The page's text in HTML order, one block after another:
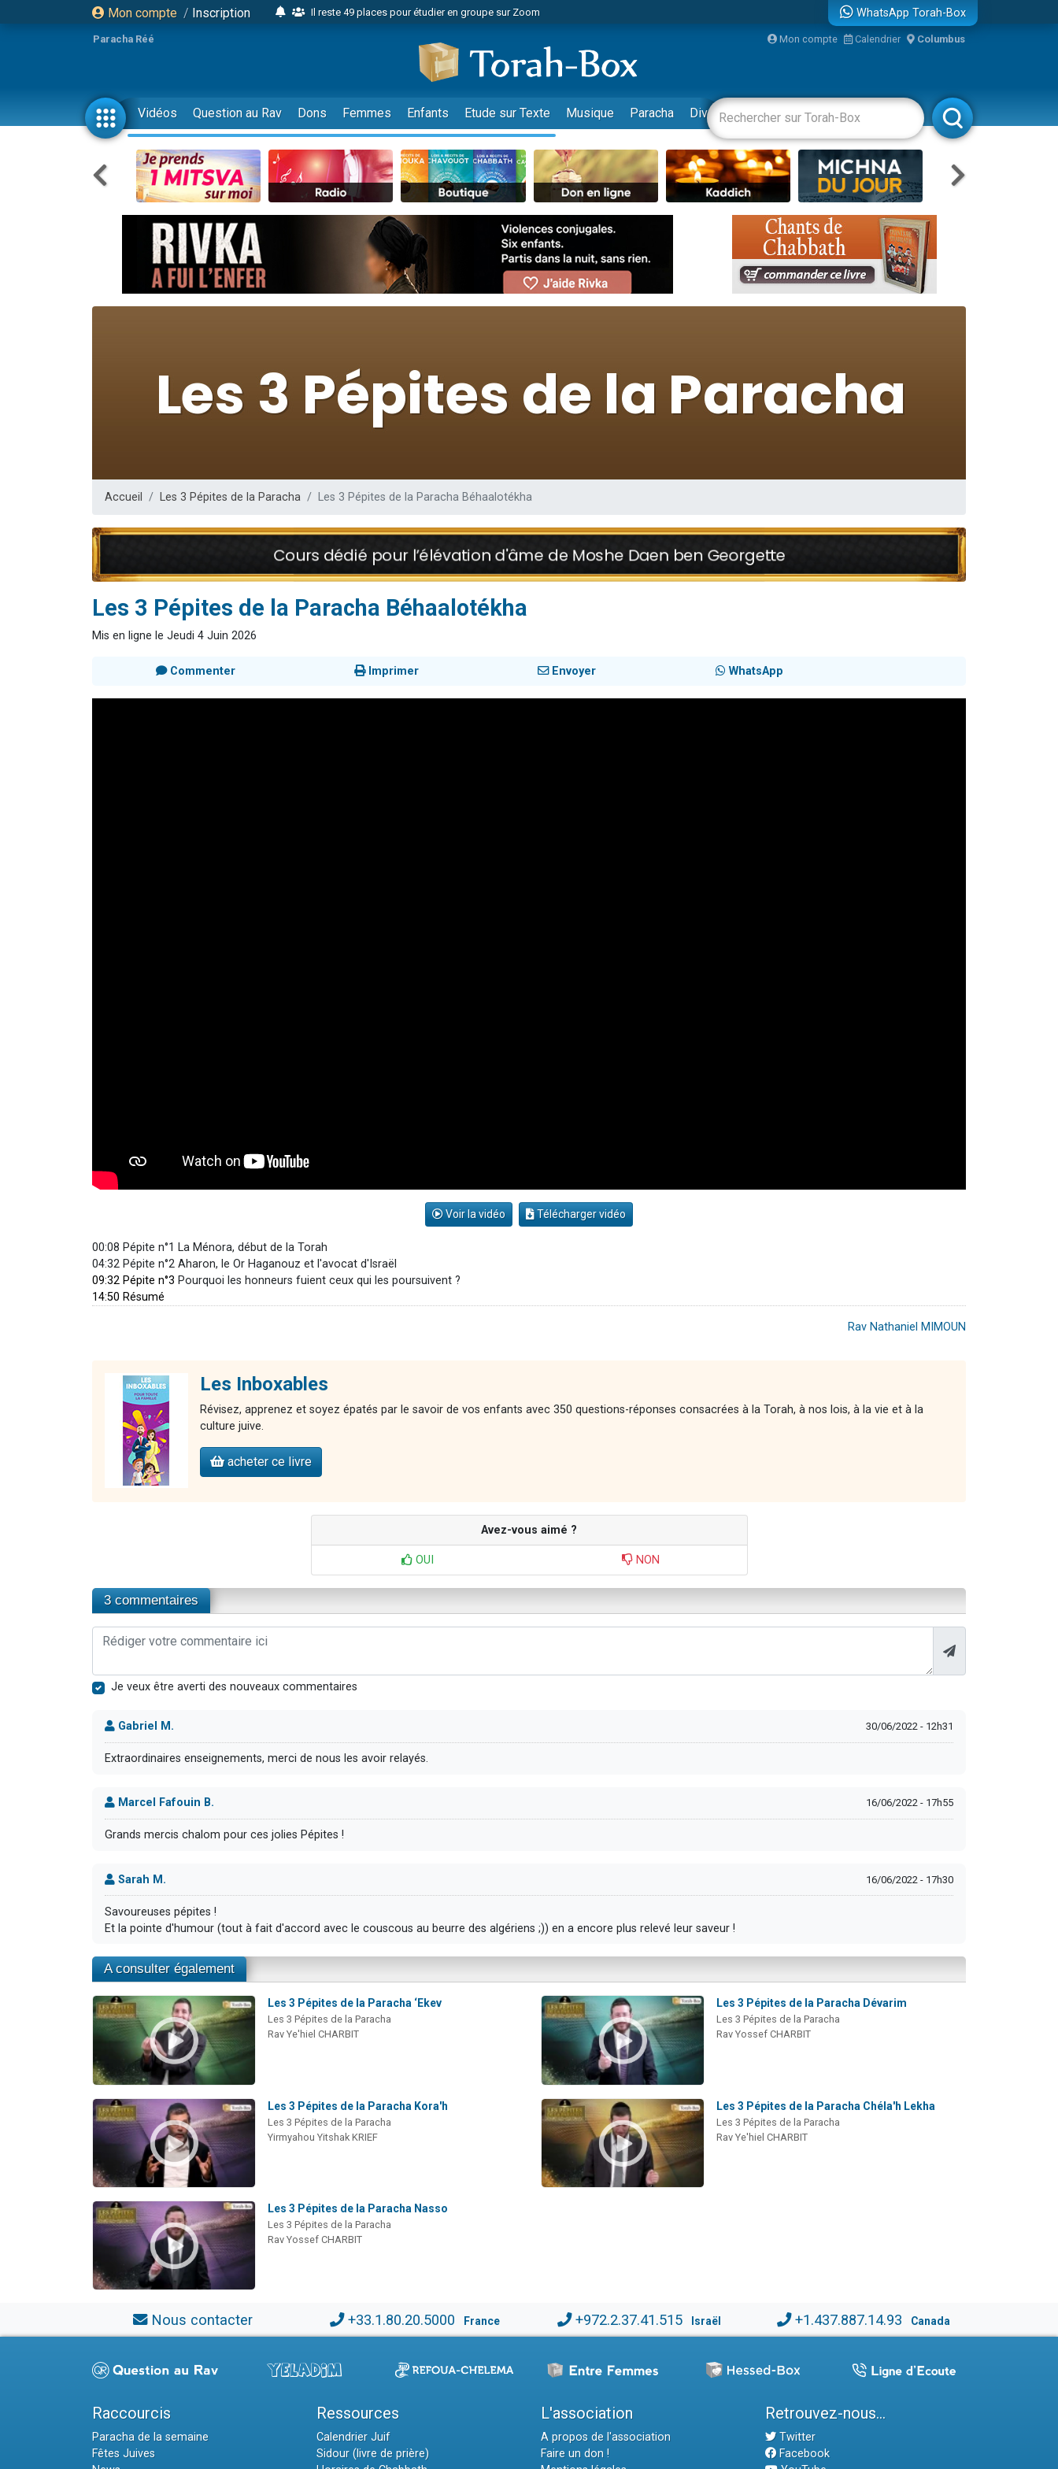
Mon compte / Inscription
Il reste 49 places pour étudier en groupe sur Zoom
2 personnes viennent de nous rejoindre sur WhatsApp
6 personnes viennent de nous rejoindre sur WhatsApp
4 personnes viennent de faire un don pour Reloger Rivka, 6 enfants, victime de violences...
2 personnes viennent de faire un don pour 1 Journée de Vacances Pour les Enfants
17 personnes viennent de demander une bénédiction
4 personnes viennent de nous rejoindre sur WhatsApp
Il reste 49 places pour étudier en groupe sur Zoom
Eva vient de donner son Maasser
4 personnes viennent de nous rejoindre sur WhatsApp
3 personnes viennent de nous rejoindre sur WhatsApp
Odaya vient de donner son Maasser
13 personnes viennent de demander une bénédiction
30 personnes viennent de faire un don pour Sauvez la jambe de Yohan
Il reste 49 places pour étudier en groupe sur Zoom
WhatsApp Torah-Box
Paracha Réé Mon compte Calendrier Columbus
Vidéos Question au Rav Dons Femmes Enfants Etude sur Texte Musique Paracha Divertissements Livres Rabbanim
Accueil Les 3 Pépites de la Paracha Les 3 Pépites de la Paracha Béhaalotékha
Les 3 Pépites de la Paracha Béhaalotékha
Mis en ligne le Jeudi 4 Juin 2026
Commenter Imprimer Envoyer WhatsApp
Voir la vidéo Télécharger vidéo
00:08 Pépite n°1 La Ménora, début de la Torah
04:32 Pépite n°2 Aharon, le Or Haganouz et l'avocat d'Israël
09:32 Pépite n°3 Pourquoi les honneurs fuient ceux qui les poursuivent ?
14:50 Résumé
Rav Nathaniel MIMOUN
Les Inboxables
Révisez, apprenez et soyez épatés par le savoir de vos enfants avec 350 questions-réponses consacrées à la Torah, à nos lois, à la vie et à la
culture juive.
acheter ce livre
Avez-vous aimé ?
OUI NON
3 commentaires
Je veux être averti des nouveaux commentaires
Gabriel M. 30/06/2022 - 12h31
Extraordinaires enseignements, merci de nous les avoir relayés.
Marcel Fafouin B. 16/06/2022 - 17h55
Grands mercis chalom pour ces jolies Pépites !
Sarah M. 16/06/2022 - 17h30
Savoureuses pépites !
Et la pointe d'humour (tout à fait d'accord avec le couscous au beurre des algériens ;)) en a encore plus relevé leur saveur !
A consulter également
Les 3 Pépites de la Paracha ‘Ekev
Les 3 Pépites de la Paracha
Rav Ye'hiel CHARBIT
Les 3 Pépites de la Paracha Dévarim
Les 3 Pépites de la Paracha
Rav Yossef CHARBIT
Les 3 Pépites de la Paracha Kora'h
Les 3 Pépites de la Paracha
Yirmyahou Yitshak KRIEF
Les 3 Pépites de la Paracha Chéla'h Lekha
Les 3 Pépites de la Paracha
Rav Ye'hiel CHARBIT
Les 3 Pépites de la Paracha Nasso
Les 3 Pépites de la Paracha
Rav Yossef CHARBIT
Nous contacter +33.1.80.20.5000 France +972.2.37.41.515 Israël +1.437.887.14.93 Canada
Raccourcis
Paracha de la semaine
Fêtes Juives
Ressources
Calendrier Juif
Sidour (livre de prière)
L'association
A propos de l'association
Faire un don !
Retrouvez-nous...
Twitter
Facebook